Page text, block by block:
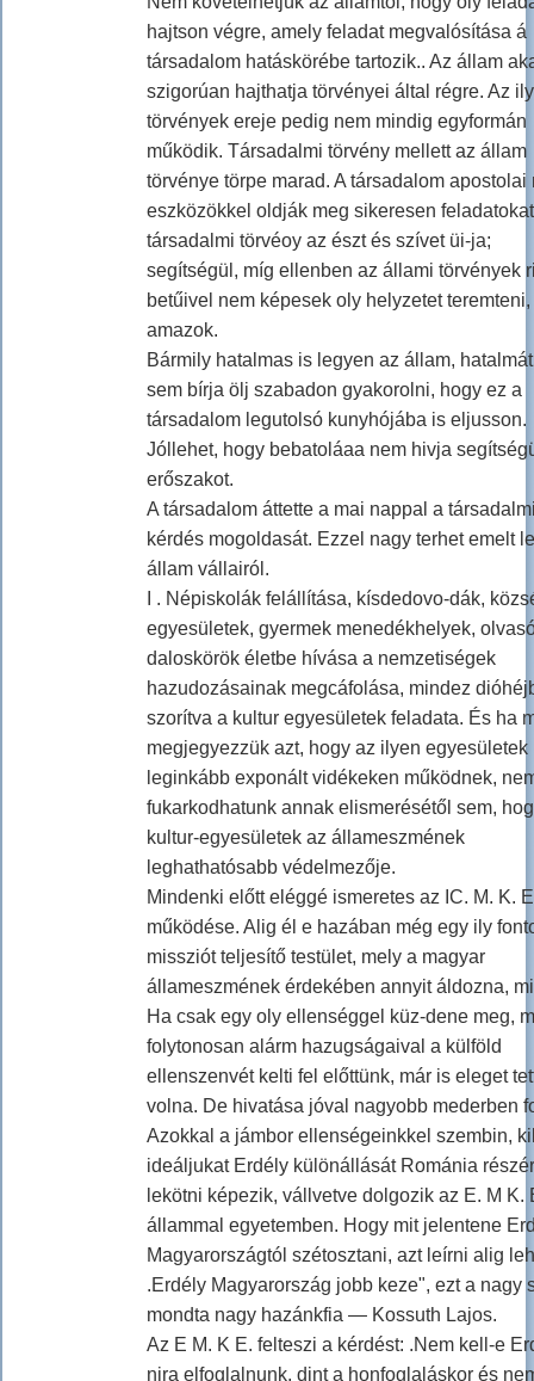
hajtson végre, amely feladat megvalósítása á
társadalom hatáskörébe tartozik.. Az állam
szigorúan hajthatja törvényei által régre. Az
törvények ereje pedig nem mindig egyformán
működik. Társadalmi törvény mellett az állam
törvénye törpe marad. A társadalom apostolai
eszközökkel oldják meg sikeresen
társadalmi törvéoy az észt és szívet üi-ja;
segítségül, míg ellenben az állami törvények
betűivel nem képesek oly helyzetet
amazok.
Bármily hatalmas is legyen az állam,
sem bírja ölj szabadon gyakorolni, hogy ez a
társadalom legutolsó kunyhójába is eljusson.
Jóllehet, hogy bebatoláaa nem hivja
erőszakot.
A társadalom áttette a mai nappal a
kérdés mogoldasát. Ezzel nagy terhet emelt
állam vállairól.
I . Népiskolák felállítása, kísdedovo-dák,
egyesületek, gyermek menedékhelyek,
daloskörök életbe hívása a nemzetiségek
hazudozásainak megcáfolása, mindez
szorítva a kultur egyesületek feladata. És ha
megjegyezzük azt, hogy az ilyen egyesületek
leginkább exponált vidékeken működnek,
fukarkodhatunk annak elismerésétől sem,
kultur-egyesületek az állameszmének
leghathatósabb védelmezője.
Mindenki előtt eléggé ismeretes az IC. M. K.
működése. Alig él e hazában még egy ily
missziót teljesítő testület, mely a magyar
állameszmének érdekében annyit áldozna,
Ha csak egy oly ellenséggel küz-dene meg,
folytonosan alárm hazugságaival a külföld
ellenszenvét kelti fel előttünk, már is eleget
volna. De hivatása jóval nagyobb mederben
Azokkal a jámbor ellenségeinkkel szembin,
ideáljukat Erdély különállását Románia
lekötni képezik, vállvetve dolgozik az E. M K.
állammal egyetemben. Hogy mit jelentene
Magyarországtól szétosztani, azt leírni alig
.Erdély Magyarország jobb keze", ezt a nagy
mondta nagy hazánkfia — Kossuth Lajos.
Az E M. K E. felteszi a kérdést: .Nem kell-e
njra elfoglalnunk, dint a honfoglaláskor és